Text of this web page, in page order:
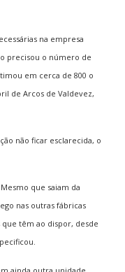
na empresa
precisou o número de
em cerca de 800 o
de Arcos de Valdevez,
não ficar esclarecida, o
que saiam da
nas outras fábricas
têm ao dispor, desde